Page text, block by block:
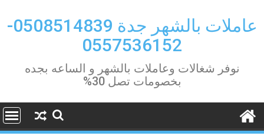
content
عاملات بالشهر جدة 0508514839-
0557536152
نوفر شغالات وعاملات بالشهر و الساعه بجده
بخصومات تصل 30%